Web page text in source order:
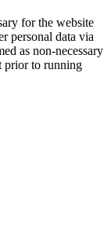
for the website
personal data via
as non-necessary
prior to running